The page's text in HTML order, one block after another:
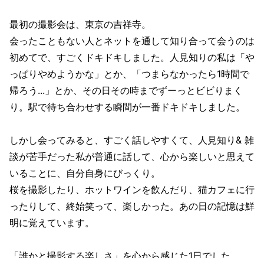
最初の撮影会は、東京の吉祥寺。
会ったこともない人とネットを通して知り合って会うのは
初めてで、すごくドキドキしました。人見知りの私は「や
っぱりやめようかな」とか、「つまらなかったら1時間で
帰ろう...」とか、その日その時までずーっとビビりまく
り。駅で待ち合わせする瞬間が一番ドキドキしました。
しかし会ってみると、すごく話しやすくて、人見知り& 雑
談が苦手だった私が普通に話して、心から楽しいと思えて
いることに、自分自身にびっくり。
桜を撮影したり、ホットワインを飲んだり、猫カフェに行
ったりして、終始笑って、楽しかった。あの日の記憶は鮮
明に覚えています。
「誰かと撮影する楽しさ」を心から感じた1日でした。